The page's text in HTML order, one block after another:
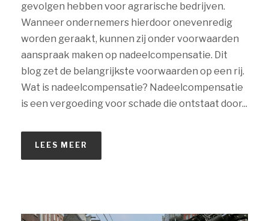
gevolgen hebben voor agrarische bedrijven.
Wanneer ondernemers hierdoor onevenredig
worden geraakt, kunnen zij onder voorwaarden
aanspraak maken op nadeelcompensatie. Dit
blog zet de belangrijkste voorwaarden op een rij.
Wat is nadeelcompensatie? Nadeelcompensatie
is een vergoeding voor schade die ontstaat door...
LEES MEER